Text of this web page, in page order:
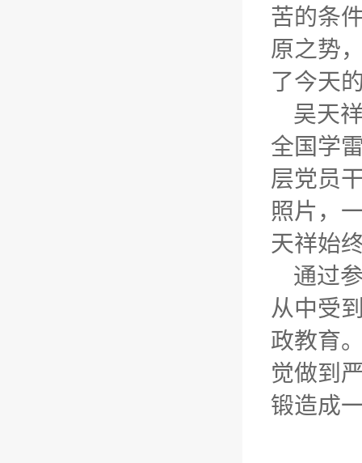
苦的条
原之势
了今天
吴天
全国学
层党员
照片，
天祥始
通过
从中受
政教育
觉做到
锻造成